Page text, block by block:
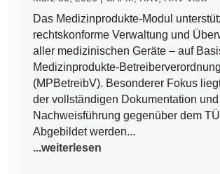
Das Medizinprodukte-Modul
rechtskonforme Verwaltung und
aller medizinischen Geräte – auf
Medizinprodukte-Betreiberverordnung
(MPBetreibV). Besonderer Fokus
der vollständigen Dokumentation und
Nachweisführung gegenüber dem
Abgebildet werden...
...weiterlesen